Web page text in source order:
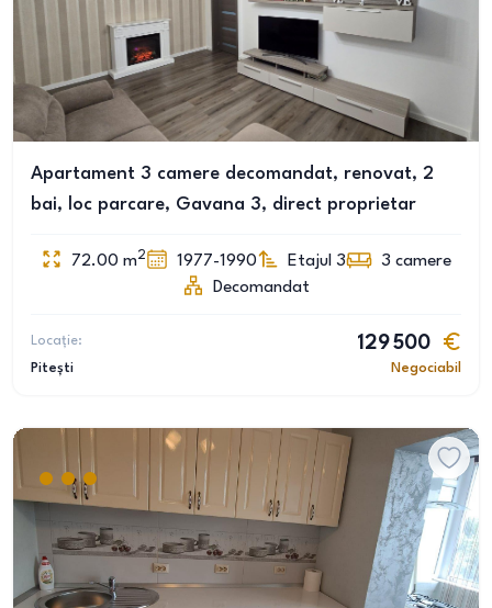
Apartament 3 camere decomandat, renovat, 2
bai, loc parcare, Gavana 3, direct proprietar
72.00 m2 1977-1990 Etajul 3 3 camere
Decomandat
Locație:
Pitești
129 500
Negociabil